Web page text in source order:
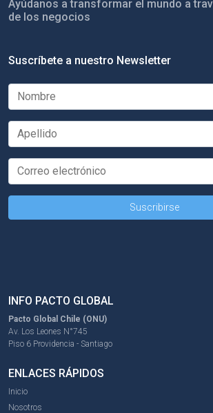
Ayúdanos a transformar el mundo a
de los negocios
Suscríbete a nuestro Newsletter
INFO PACTO GLOBAL
Pacto Global Chile (ONU)
Av. Los Leones N°745
Piso 6 Providencia - Santiago
ENLACES RÁPIDOS
Inicio
Nosotros